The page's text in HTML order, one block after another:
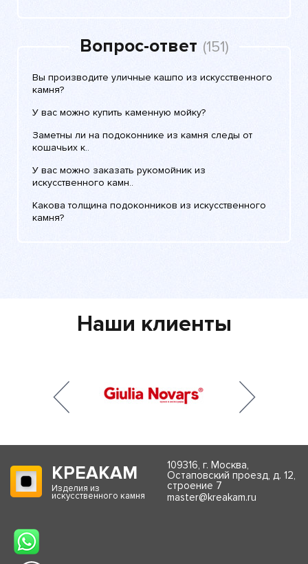
Вопрос-ответ (151)
Вы производите уличные кашпо из искусственного
камня?
У вас можно купить каменную мойку?
Заметны ли на подоконнике из камня следы от
кошачьих к..
У вас можно заказать рукомойник из
искусственного камн..
Какова толщина подоконников из искусственного
камня?
Наши клиенты
КРЕАКАМ
Изделия из
искусственного камня
109316, г. Москва,
Остаповский проезд, д. 12,
строение 7
master@kreakam.ru